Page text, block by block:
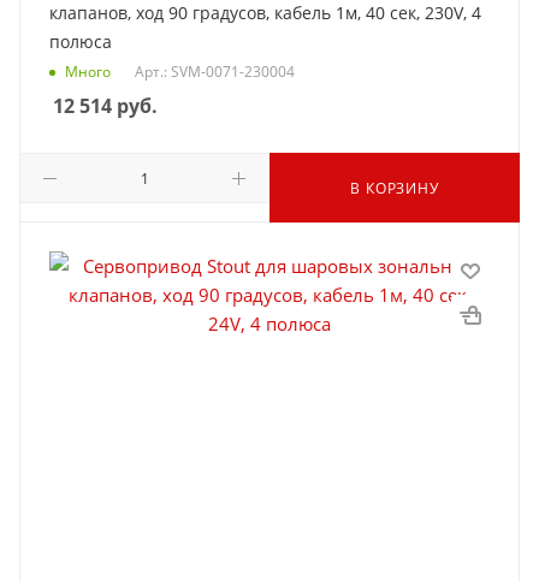
клапанов, ход 90 градусов, кабель 1м, 40 сек, 230V, 4
полюса
Много Арт.: SVM-0071-230004
12 514 руб.
В КОРЗИНУ